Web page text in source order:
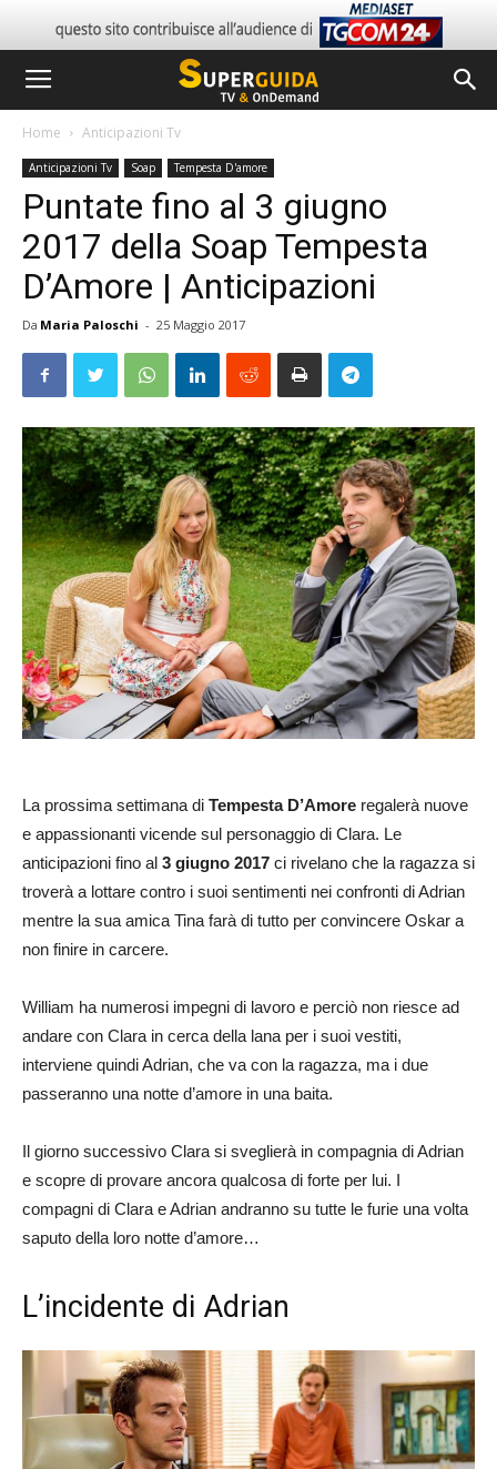
Home Anticipazioni Tv
Anticipazioni Tv Soap Tempesta D'amore
Puntate fino al 3 giugno
2017 della Soap Tempesta
D’Amore | Anticipazioni
Da Maria Paloschi - 25 Maggio 2017
La prossima settimana di Tempesta D’Amore regalerà nuove
e appassionanti vicende sul personaggio di Clara. Le
anticipazioni fino al 3 giugno 2017 ci rivelano che la ragazza si
troverà a lottare contro i suoi sentimenti nei confronti di Adrian
mentre la sua amica Tina farà di tutto per convincere Oskar a
non finire in carcere.
William ha numerosi impegni di lavoro e perciò non riesce ad
andare con Clara in cerca della lana per i suoi vestiti,
interviene quindi Adrian, che va con la ragazza, ma i due
passeranno una notte d’amore in una baita.
Il giorno successivo Clara si sveglierà in compagnia di Adrian
e scopre di provare ancora qualcosa di forte per lui. I
compagni di Clara e Adrian andranno su tutte le furie una volta
saputo della loro notte d’amore…
L’incidente di Adrian